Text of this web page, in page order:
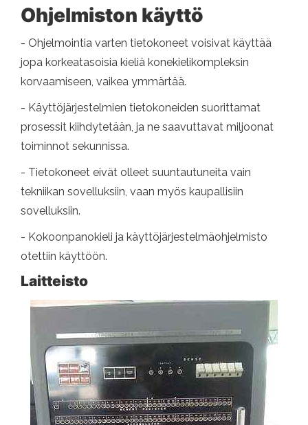
Ohjelmiston käyttö
- Ohjelmointia varten tietokoneet voisivat käyttää
jopa korkeatasoisia kieliä konekielikompleksin
korvaamiseen, vaikea ymmärtää.
- Käyttöjärjestelmien tietokoneiden suorittamat
prosessit kiihdytetään, ja ne saavuttavat miljoonat
toiminnot sekunnissa.
- Tietokoneet eivät olleet suuntautuneita vain
tekniikan sovelluksiin, vaan myös kaupallisiin
sovelluksiin.
- Kokoonpanokieli ja käyttöjärjestelmäohjelmisto
otettiin käyttöön.
Laitteisto